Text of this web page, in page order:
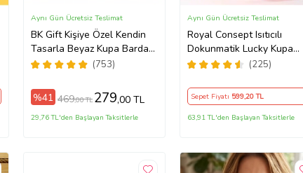
BK Gift Kişiye Özel Kendin
Tasarla Beyaz Kupa Bardak,
Sevgiliye Hediye, Arkadaşa
Hediyesi
(753)
Aynı Gün Ücretsiz Teslimat
%41 469,00 TL 279,00 TL
29,76 TL'den Başlayan Taksitlerle
Royal Consept Isıtıcılı
Dokunmatik Lucky Kupa
Bardak Seti
(225)
Aynı Gün Ücretsiz Teslimat
Sepet Fiyatı 599,20 TL
63,91 TL'den Başlayan Taksitlerle